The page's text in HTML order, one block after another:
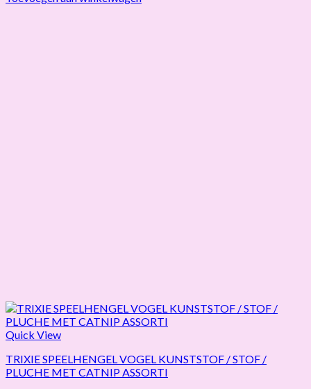
Quick View
TRIXIE SPEELHENGEL VOGEL KUNSTSTOF / STOF /
PLUCHE MET CATNIP ASSORTI